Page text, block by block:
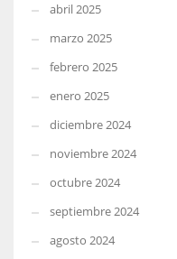
abril 2025
marzo 2025
febrero 2025
enero 2025
diciembre 2024
noviembre 2024
octubre 2024
septiembre 2024
agosto 2024